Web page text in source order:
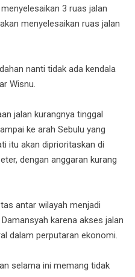
3 ruas jalan
menyelesaikan ruas jalan
nanti tidak ada kendala
Wisnu.
jalan kurangnya tinggal
ke arah Sebulu yang
itu akan diprioritaskan di
dengan anggaran kurang
antar wilayah menjadi
karena akses jalan
dalam perputaran ekonomi.
selama ini memang tidak